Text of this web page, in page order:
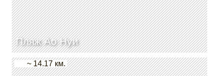
Пляж Ао Нуи
~ 14.17 км.